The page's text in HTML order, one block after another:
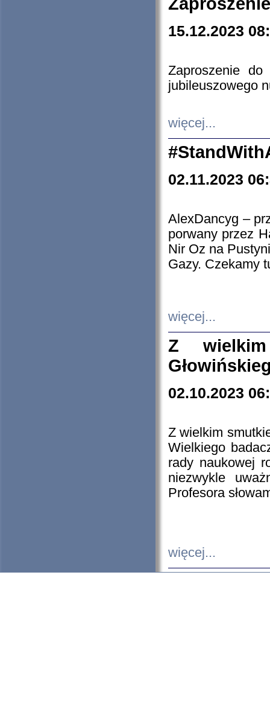
15.12.2023
Zaproszenie do
jubileuszowego
więcej...
02.11.2023
AlexDancyg –
porwany przez
Nir Oz na
Gazy. Czekamy
więcej...
Z
02.10.2023
Z wielkim
Wielkiego
rady naukowej
niezwykle
Profesora
więcej...